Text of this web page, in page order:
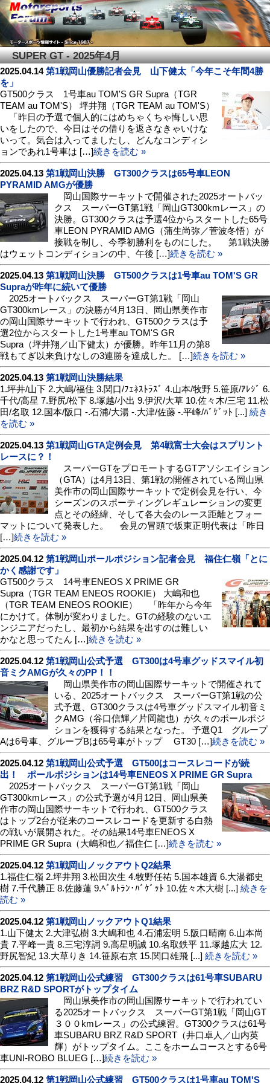
SUPER GT - 2025年4月
2025.04.14第1戦岡山優勝記者会見 山下健太「今年こそ年間4勝
を」
GT500クラス 1号車au TOM'S GR Supra（TGR
TEAM au TOM'S） 坪井翔（TGR TEAM au TOM'S）
「昨日の予選で個人的にはめちゃくちゃ悔しい思
いをしたので、今日はその借りを返さなきゃいけな
いって。気合は入ってましたし、どんなコンディシ
ョンであれ1号車は […]続きを読む »
2025.04.13 第1戦岡山決勝 GT300クラスは65号車LEON
PYRAMID AMGが優勝
岡山国際サーキットで開催された2025オートバッ
クス スーパーGT第1戦「岡山GT300kmレース」の
決勝。GT300クラスは予選4位からスタートした65号
車LEON PYRAMID AMG（蒲生尚弥／菅波冬悟）が
接戦を制し、今季初勝利をものにした。 第1戦決勝
はウェットコンディションの中、午後 […]続きを読む »
2025.04.13 第1戦岡山決勝 GT500クラスは1号車au TOM'S GR
Supraが昨年に続いて優勝
2025オートバックス スーパーGT第1戦「岡山
GT300kmレース」の決勝が4月13日、岡山県美作市
の岡山国際サーキットで行われ、GT500クラスは予
選2位からスタートした1号車au TOM'S GR
Supra（坪井翔／山下健太）が優勝。昨年11月の第8
戦もてぎ以来負けなしの3連勝を達成した。 […]続きを読む »
2025.04.13 第1戦岡山決勝結果
1.坪井/山下 2.大嶋/福住 3.関口/ﾌｪﾈｽﾄﾗｽﾞ 4.山本/牧野 5.笹原/ｱﾚｼﾞ 6.
千代/高星 7.野尻/松下 8.塚越/小出 9.伊沢/大草 10.佐々木/三宅 11.松
田/名取 12.国本/阪口 -.石浦/大湯 -.大津/佐藤 -.平峰/ﾊﾞｹﾞｯﾄ [...] 続き
を読む »
2025.04.13 第1戦岡山GTA定例会見 第4戦富士大会はスプリント
レースに？！
スーパーGTをプロモートするGTアソシエイション
（GTA）は4月13日、第1戦の開催されている岡山県
美作市の岡山国際サーキットで定例会見を行い、今
シーズンのスポーティングレギュレーションの変更
点とその経緯、そして各大会のレース距離とフォー
マットについて発表した。 会見の冒頭で坂東正明代表は「昨日
[…]続きを読む »
2025.04.12 第1戦岡山ポールポジション記者会見 福住仁嶺「とに
かく感謝です」
GT500クラス 14号車ENEOS X PRIME GR
Supra（TGR TEAM ENEOS ROOKIE） 大嶋和也
（TGR TEAM ENEOS ROOKIE） 「昨年から今年
にかけて。体制が変わりました。GTの経験のないエ
ンジニアだったし、最初から結果を出すのは難しい
かなと思ってたん […]続きを読む »
2025.04.12 第1戦岡山公式予選 GT300は4号車グッドスマイル初
音ミクAMGが久々のPP！！
岡山県美作市の岡山国際サーキットで開催されて
いる、2025オートバックス スーパーGT第1戦の公
式予選、GT300クラスは4号車グッドスマイル初音ミ
クAMG（谷口信輝／片岡龍也）が久々のポールポジ
ションを獲得する結果となった。 予選Q1 グループ
Aは6号車、グループBは65号車がトップ GT30 […]続きを読む »
2025.04.12 第1戦岡山公式予選 GT500はコースレコードが続
出！ ポールポジションは14号車ENEOS X PRIME GR Supra
2025オートバックス スーパーGT第1戦「岡山
GT300kmレース」の公式予選が4月12日、岡山県美
作市の岡山国際サーキットで行われ、GT500クラス
はトップ2台が従来のコースレコードを更新する白熱
の戦いが展開された。その結果14号車ENEOS X
PRIME GR Supra（大嶋和也／福住仁 […]続きを読む »
2025.04.12 第1戦岡山ノックアウトQ2結果
1.福住仁嶺 2.坪井翔 3.松田次生 4.牧野任祐 5.国本雄資 6.大湯都史
樹 7.千代勝正 8.佐藤蓮 9.ﾍﾞﾙﾄﾗﾝ･ﾊﾞｹﾞｯﾄ 10.佐々木大樹 [...] 続きを
読む »
2025.04.12 第1戦岡山ノックアウトQ1結果
1.山下健太 2.大津弘樹 3.大嶋和也 4.石浦宏明 5.阪口晴南 6.山本尚
貴 7.平峰一貴 8.三宅淳詞 9.高星明誠 10.名取鉄平 11.塚越広大 12.
野尻智紀 13.大草りき 14.笹原右京 15.関口雄飛 [...] 続きを読む »
2025.04.12 第1戦岡山公式練習 GT300クラスは61号車SUBARU
BRZ R&D SPORTがトップタイム
岡山県美作市の岡山国際サーキットで行われてい
る2025オートバックス スーパーGT第1戦「岡山GT
３００kmレース」の公式練習。GT300クラスは61号
車SUBARU BRZ R&D SPORT（井口卓人／山内英
輝）がトップタイム。ここをホームコースとする6号
車UNI-ROBO BLUEG […]続きを読む »
2025.04.12 第1戦岡山公式練習 GT500クラスは1号車au TOM'S